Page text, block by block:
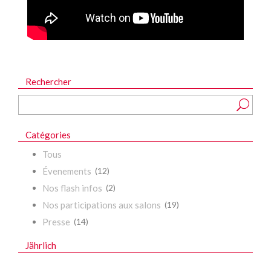
Rechercher
Catégories
Tous
Évenements (12)
Nos flash infos (2)
Nos participations aux salons (19)
Presse (14)
Jährlich